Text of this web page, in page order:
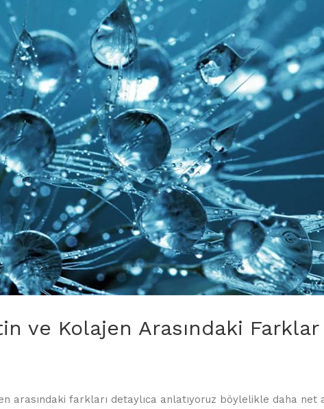
ve Kolajen Arasındaki Farklar
arasındaki farkları detaylıca anlatıyoruz böylelikle daha net